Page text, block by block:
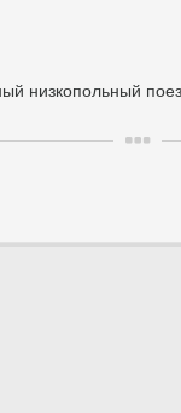
низкопольный